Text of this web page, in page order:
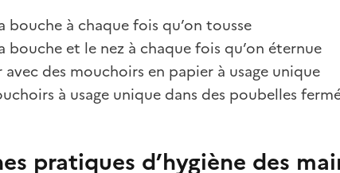
bouche à chaque fois qu’on tousse
bouche et le nez à chaque fois qu’on éternue
avec des mouchoirs en papier à usage unique
à usage unique dans des poubelles
pratiques d’hygiène des